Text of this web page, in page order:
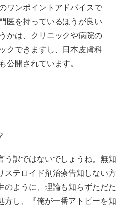
ワンポイントアドバイスで
医を持っているほうが良い
かは、クリニックや病院の
クできますし、日本皮膚科
公開されています。
う訳ではないでしょうね。無知
ステロイド剤治療告知しない方
のように、理論も知らずただた
方し、『俺が一番アトピーを知